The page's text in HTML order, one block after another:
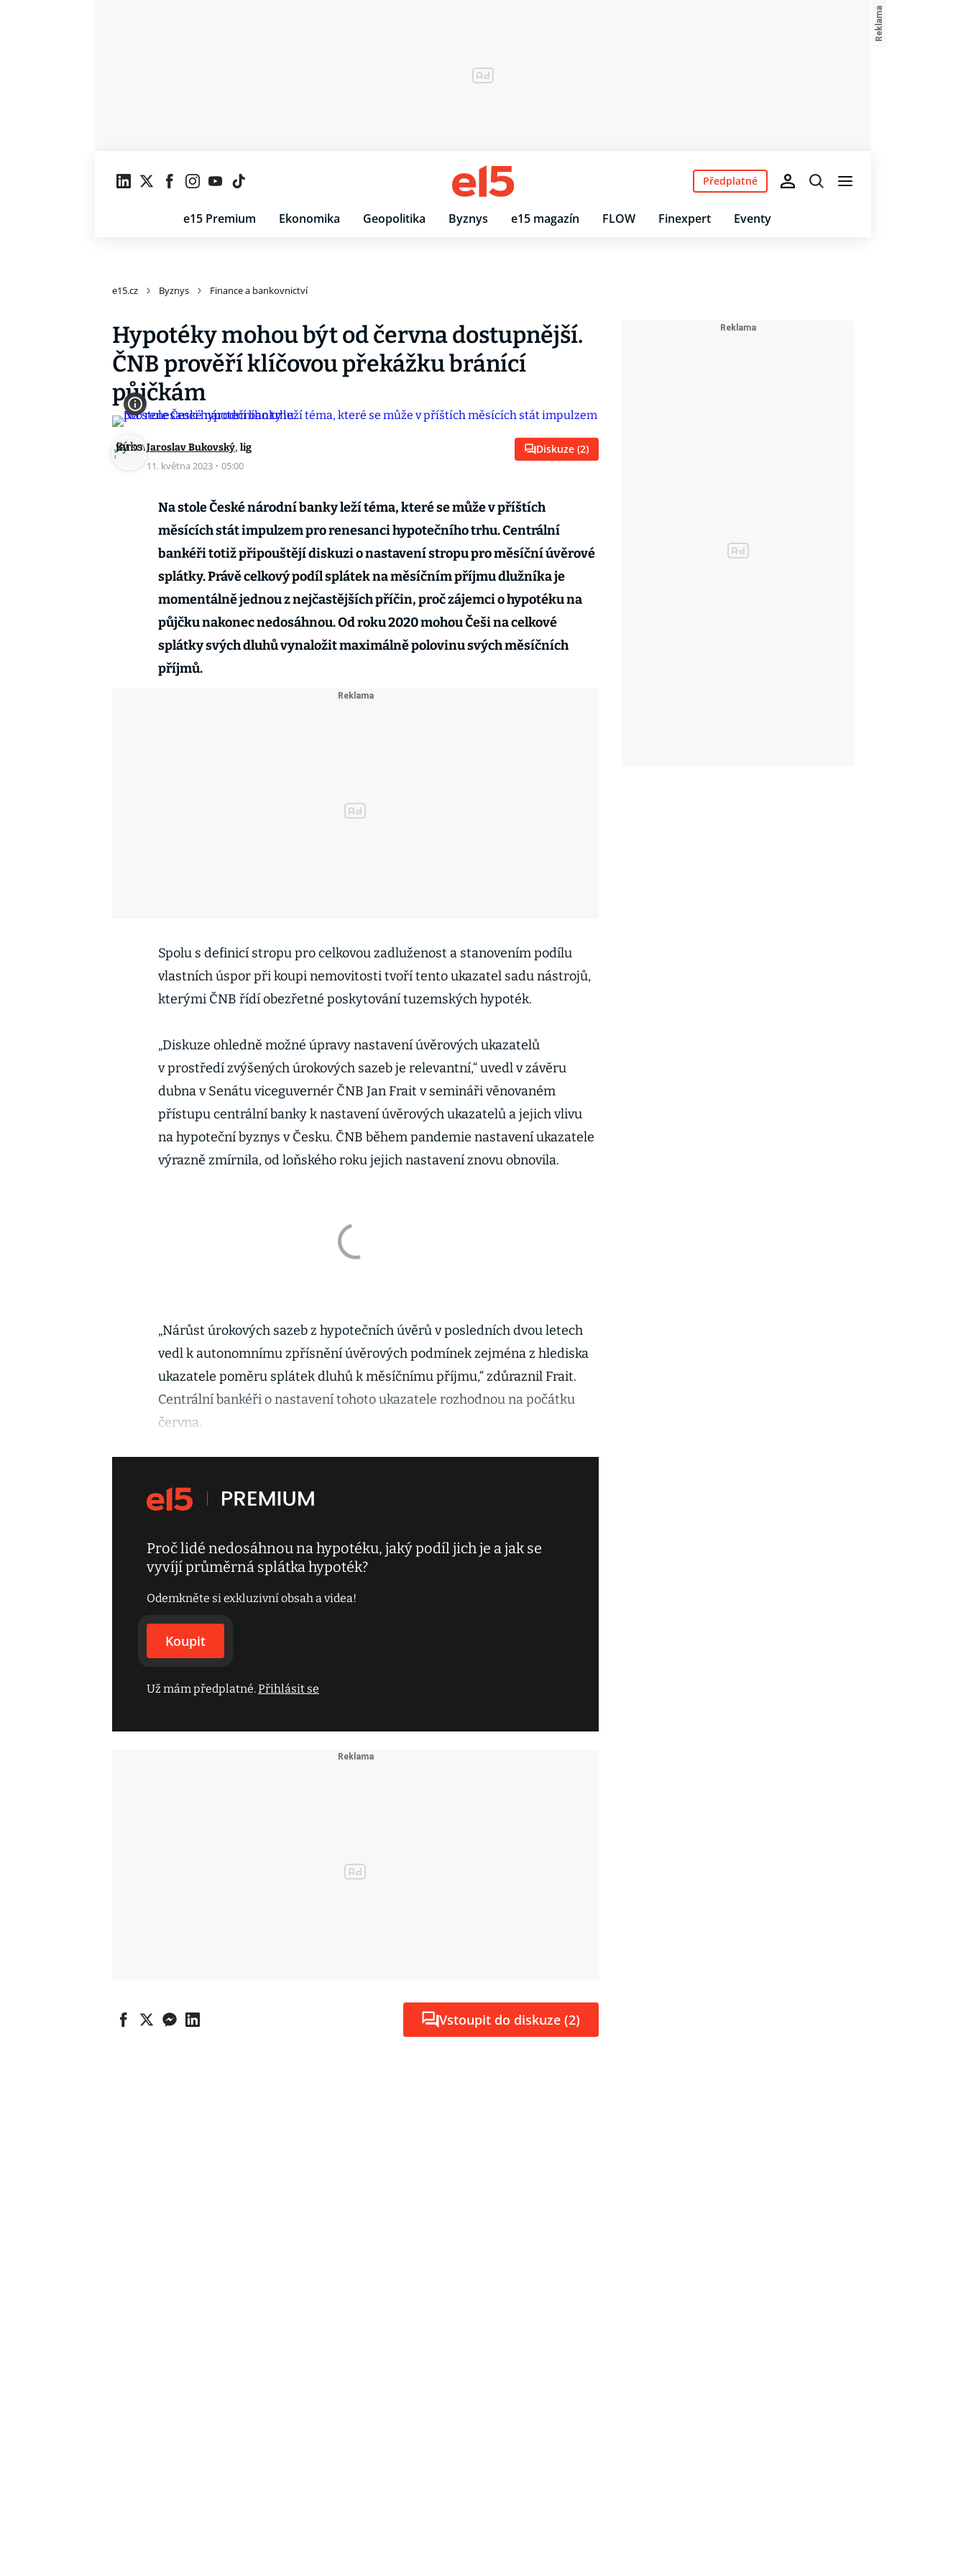
e15 Premium Ekonomika Geopolitika Byznys e15 magazín FLOW Finexpert Eventy
Předplatné
e15.cz Byznys Finance a bankovnictví
Hypotéky mohou být od června dostupnější.
ČNB prověří klíčovou překážku bránící
půjčkám
Jaroslav Bukovský, lig
11. května 2023 · 05:00
Diskuze (2)
Na stole České národní banky leží téma, které se může v příštích
měsících stát impulzem pro renesanci hypotečního trhu. Centrální
bankéři totiž připouštějí diskuzi o nastavení stropu pro měsíční úvěrové
splátky. Právě celkový podíl splátek na měsíčním příjmu dlužníka je
momentálně jednou z nejčastějších příčin, proč zájemci o hypotéku na
půjčku nakonec nedosáhnou. Od roku 2020 mohou Češi na celkové
splátky svých dluhů vynaložit maximálně polovinu svých měsíčních
příjmů.
Spolu s definicí stropu pro celkovou zadluženost a stanovením podílu
vlastních úspor při koupi nemovitosti tvoří tento ukazatel sadu nástrojů,
kterými ČNB řídí obezřetné poskytování tuzemských hypoték.
„Diskuze ohledně možné úpravy nastavení úvěrových ukazatelů
v prostředí zvýšených úrokových sazeb je relevantní,“ uvedl v závěru
dubna v Senátu viceguvernér ČNB Jan Frait v semináři věnovaném
přístupu centrální banky k nastavení úvěrových ukazatelů a jejich vlivu
na hypoteční byznys v Česku. ČNB během pandemie nastavení ukazatele
výrazně zmírnila, od loňského roku jejich nastavení znovu obnovila.
„Nárůst úrokových sazeb z hypotečních úvěrů v posledních dvou letech
vedl k autonomnímu zpřísnění úvěrových podmínek zejména z hlediska
ukazatele poměru splátek dluhů k měsíčnímu příjmu,“ zdůraznil Frait.
Centrální bankéři o nastavení tohoto ukazatele rozhodnou na počátku
června.
Proč lidé nedosáhnou na hypotéku, jaký podíl jich je a jak se
vyvíjí průměrná splátka hypoték?
Odemkněte si exkluzivní obsah a videa!
Koupit
Už mám předplatné.Přihlásit se
Vstoupit do diskuze (2)